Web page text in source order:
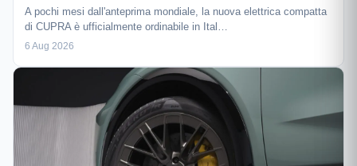
A pochi mesi dall'anteprima mondiale, la nuova elettrica compatta
di CUPRA è ufficialmente ordinabile in Ital…
6 Aug 2026